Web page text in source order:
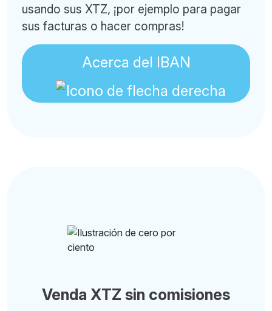
usando sus XTZ, ¡por ejemplo para pagar
sus facturas o hacer compras!
Acerca del IBAN
Venda XTZ sin comisiones